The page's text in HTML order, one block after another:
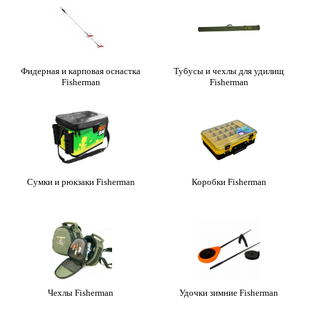
Фидерная и карповая оснастка
Fisherman
Тубусы и чехлы для удилищ
Fisherman
Сумки и рюкзаки Fisherman Коробки Fisherman
Чехлы Fisherman Удочки зимние Fisherman